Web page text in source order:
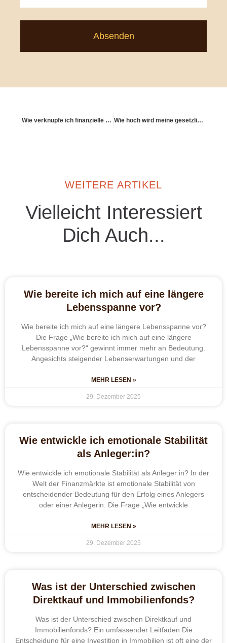
Absenden
Wie verknüpfe ich finanzielle Freiheit mit Lebenssinn? Wie hoch wird meine gesetzliche Rente voraussichtlich ausfallen?
WEITERE ARTIKEL
Vielleicht Interessiert
Dich Auch...
Wie bereite ich mich auf eine längere
Lebensspanne vor?
Wie bereite ich mich auf eine längere Lebensspanne vor?
Die Frage „Wie bereite ich mich auf eine längere
Lebensspanne vor?“ gewinnt immer mehr an Bedeutung.
Angesichts steigender Lebenserwartungen und der
MEHR LESEN »
29. Dezember 2025
Wie entwickle ich emotionale Stabilität
als Anleger:in?
Wie entwickle ich emotionale Stabilität als Anleger:in? In der
Welt der Finanzmärkte ist emotionale Stabilität von
entscheidender Bedeutung für den Erfolg eines Anlegers
oder einer Anlegerin. Die Frage „Wie entwickle
MEHR LESEN »
29. Dezember 2025
Was ist der Unterschied zwischen
Direktkauf und Immobilienfonds?
Was ist der Unterschied zwischen Direktkauf und
Immobilienfonds? Ein umfassender Leitfaden Die
Entscheidung für eine Investition in Immobilien ist oft eine der